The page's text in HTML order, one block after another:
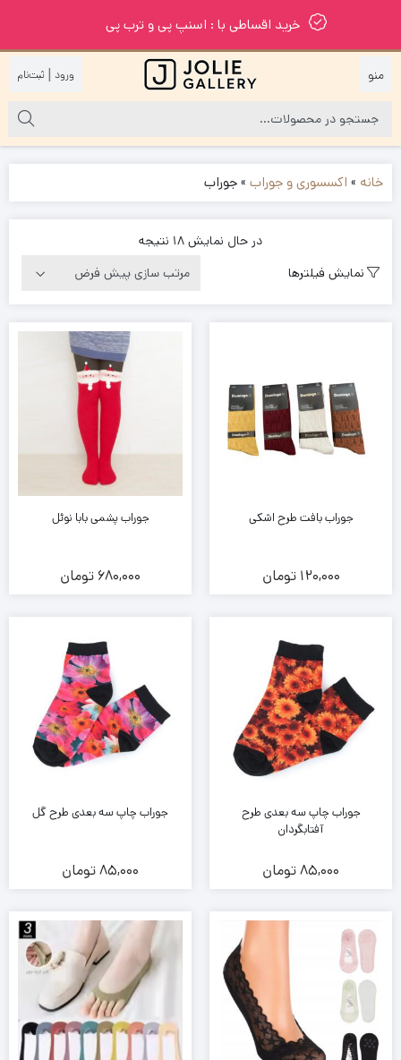
خرید اقساطی با : اسنپ پی و ترب پی
|
خانه » اکسسوری و جوراب »جوراب
در حال نمایش 18 نتیجه
نمایش فیلترها
جوراب بافت طرح اشکی
120,000 تومان
جوراب پشمی بابا نوئل
680,000 تومان
جوراب چاپ سه بعدی طرح
آفتابگردان
85,000تومان
جوراب چاپ سه بعدی طرح گل
85,000تومان